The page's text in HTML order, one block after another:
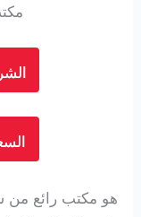
هو مكتب رائع من